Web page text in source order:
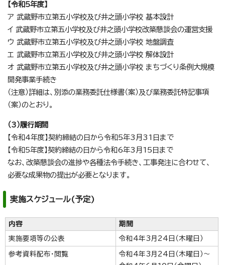
【令和5年度】
ア 武蔵野市立第五小学校及び井之頭小学校 基本設計
イ 武蔵野市立第五小学校及び井之頭小学校改築懇談会の運営支援
ウ 武蔵野市立第五小学校及び井之頭小学校 地盤調査
エ 武蔵野市立第五小学校及び井之頭小学校 解体設計
オ 武蔵野市立第五小学校及び井之頭小学校 まちづくり条例大規模
開発事業手続き
（注意）詳細は、別添の業務委託仕様書（案）及び業務委託特記事項
（案）のとおり。
（3）履行期間
【令和4年度】契約締結の日から令和5年3月31日まで
【令和5年度】契約締結の日から令和6年3月15日まで
なお、改築懇談会の進捗や各種法令手続き、工事発注に合わせて、
必要な成果物の提出が必要となります。
実施スケジュール(予定)
内容 期間
実施要項等の公表 令和4年3月24日（木曜日）
参考資料配布・閲覧
令和4年3月24日（木曜日）～